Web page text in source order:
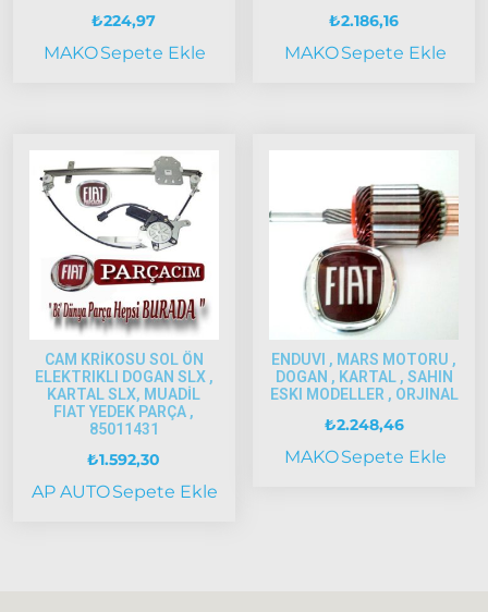
Scudo
Albea
Albea
2002-
2005
Albea
2005
ve Üstü
Strada
Bravo
1995-2001
Brava
₺224,97
MAKOSepete Ekle
₺2.186,16
MAKOSepete Ekle
CAM KRİKOSU SOL ÖN
ELEKTRIKLI DOGAN SLX ,
KARTAL SLX, MUADİL
FIAT YEDEK PARÇA ,
85011431
₺1.592,30
AP AUTOSepete Ekle
ENDUVI , MARS MOTORU ,
DOGAN , KARTAL , SAHIN
ESKI MODELLER , ORJINAL
₺2.248,46
MAKOSepete Ekle